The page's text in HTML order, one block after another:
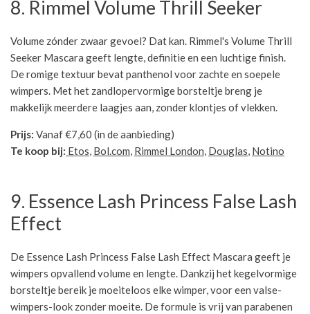
8. Rimmel Volume Thrill Seeker
Volume zónder zwaar gevoel? Dat kan. Rimmel's Volume Thrill
Seeker Mascara geeft lengte, definitie en een luchtige finish.
De romige textuur bevat panthenol voor zachte en soepele
wimpers. Met het zandlopervormige borsteltje breng je
makkelijk meerdere laagjes aan, zonder klontjes of vlekken.
Prijs: Vanaf €7,60 (in de aanbieding)
Te koop bij: Etos, Bol.com, Rimmel London, Douglas, Notino
9. Essence Lash Princess False Lash
Effect
De Essence Lash Princess False Lash Effect Mascara geeft je
wimpers opvallend volume en lengte. Dankzij het kegelvormige
borsteltje bereik je moeiteloos elke wimper, voor een valse-
wimpers-look zonder moeite. De formule is vrij van parabenen